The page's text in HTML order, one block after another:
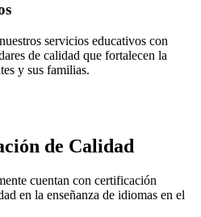
servicios educativos con
de calidad que fortalecen la
y sus familias.
de Calidad
cuentan con certificación
en la enseñanza de idiomas en el